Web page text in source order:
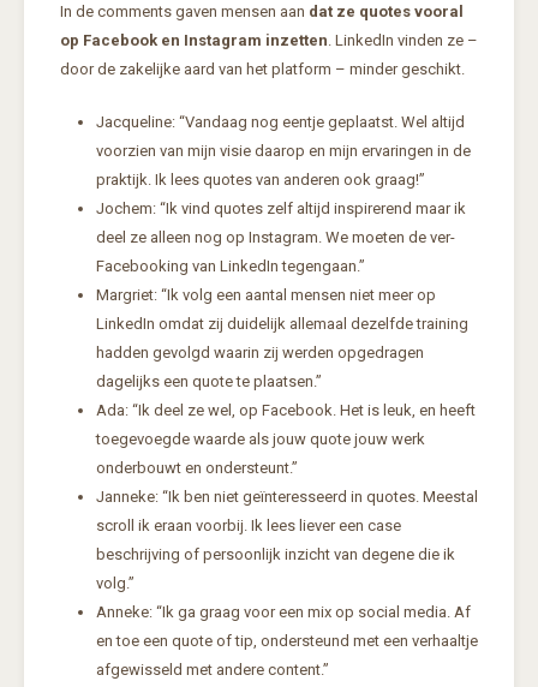
In de comments gaven mensen aan dat ze quotes vooral
op Facebook en Instagram inzetten . LinkedIn vinden ze –
door de zakelijke aard van het platform – minder geschikt.
Jacqueline: “Vandaag nog eentje geplaatst. Wel altijd
voorzien van mijn visie daarop en mijn ervaringen in de
praktijk. Ik lees quotes van anderen ook graag!”
Jochem: “Ik vind quotes zelf altijd inspirerend maar ik
deel ze alleen nog op Instagram. We moeten de ver-
Facebooking van LinkedIn tegengaan.”
Margriet: “Ik volg een aantal mensen niet meer op
LinkedIn omdat zij duidelijk allemaal dezelfde training
hadden gevolgd waarin zij werden opgedragen
dagelijks een quote te plaatsen.”
Ada: “Ik deel ze wel, op Facebook. Het is leuk, en heeft
toegevoegde waarde als jouw quote jouw werk
onderbouwt en ondersteunt.”
Janneke: “Ik ben niet geïnteresseerd in quotes. Meestal
scroll ik eraan voorbij. Ik lees liever een case
beschrijving of persoonlijk inzicht van degene die ik
volg.”
Anneke: “Ik ga graag voor een mix op social media. Af
en toe een quote of tip, ondersteund met een verhaaltje
afgewisseld met andere content.”